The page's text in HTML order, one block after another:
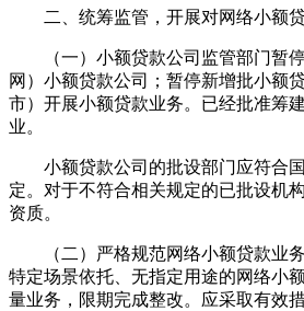
二、统筹监管，开展对网络小额贷
（一）小额贷款公司监管部门暂停
网）小额贷款公司；暂停新增批小额
市）开展小额贷款业务。已经批准筹
业。
小额贷款公司的批设部门应符合国
定。对于不符合相关规定的已批设机
资质。
（二）严格规范网络小额贷款业务
特定场景依托、无指定用途的网络小
量业务，限期完成整改。应采取有效